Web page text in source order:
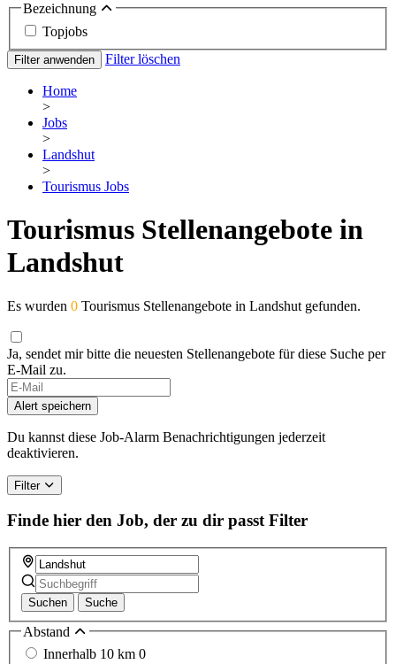
Bezeichnung
Topjobs
Filter anwenden Filter löschen
Home
>
Jobs
>
Landshut
>
Tourismus Jobs
Tourismus Stellenangebote in
Landshut
Es wurden 0 Tourismus Stellenangebote in Landshut gefunden.
Ja, sendet mir bitte die neuesten Stellenangebote für diese Suche per
E-Mail zu.
Alert speichern
Du kannst diese Job-Alarm Benachrichtigungen jederzeit
deaktivieren.
Filter
Finde hier den Job, der zu dir passt Filter
Suchen Suche
Abstand
Innerhalb 10 km 0